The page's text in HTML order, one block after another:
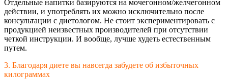
Отдельные напитки базируются на мочегонном/желчегонном
действии, и употреблять их можно исключительно после
консультации с диетологом. Не стоит экспериментировать с
продукцией неизвестных производителей при отсутствии
четкой инструкции. И вообще, лучше худеть естественным
путем.
3. Благодаря диете вы навсегда забудете об избыточных
килограммах